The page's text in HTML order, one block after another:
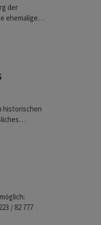
der
ehemalige
spielte es
historischen
/ 82 777